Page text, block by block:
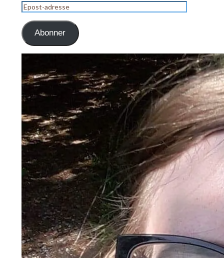
Epost-
adresse
Abonner